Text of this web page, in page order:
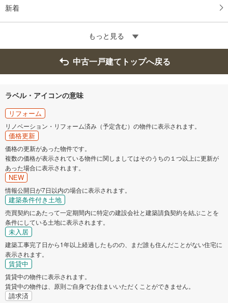
新着
もっと見る
中古一戸建てトップへ戻る
ラベル・アイコンの意味
リフォーム
リノベーション・リフォーム済み（予定含む）の物件に表示されます。
価格更新
価格の更新があった物件です。
複数の価格が表示されている物件に関しましてはそのうちの１つ以上に更新が
あった場合に表示されます。
NEW
情報公開日が7日以内の場合に表示されます。
建築条件付き土地
売買契約にあたって一定期間内に特定の建設会社と建築請負契約を結ぶことを
条件にしている土地に表示されます。
未入居
建築工事完了日から1年以上経過したものの、まだ誰も住んだことがない住宅に
表示されます。
賃貸中
賃貸中の物件に表示されます。
賃貸中の物件は、原則ご自身でお住まいいただくことができません。
請求済